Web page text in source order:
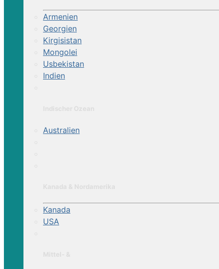
Armenien
Georgien
Kirgisistan
Mongolei
Usbekistan
Indien
Australien
Kanada
USA